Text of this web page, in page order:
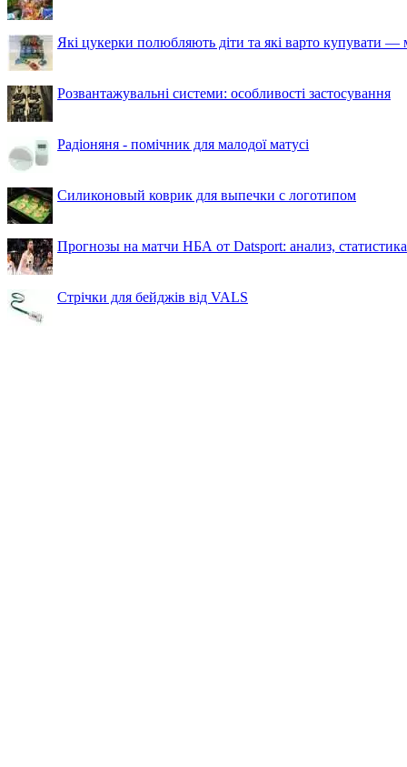
Які цукерки полюбляють діти та які варто купувати —
Розвантажувальні системи: особливості застосування
Радіоняня - помічник для малодої матусі
Силиконовый коврик для выпечки с логотипом
Прогнозы на матчи НБА от Datsport: анализ,
Стрічки для бейджів від VALS